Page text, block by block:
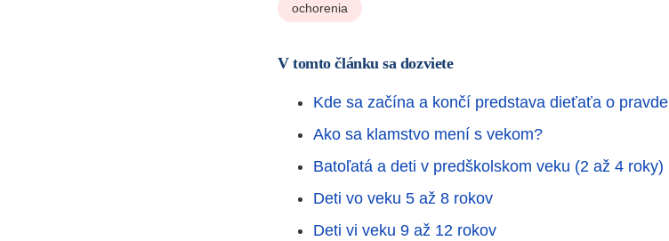
ochorenia
V tomto článku sa dozviete
Kde sa začína a končí predstava dieťaťa o pravde
Ako sa klamstvo mení s vekom?
Batoľatá a deti v predškolskom veku (2 až 4 roky)
Deti vo veku 5 až 8 rokov
Deti vi veku 9 až 12 rokov